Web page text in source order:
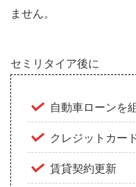
ません。
セミリタイア後に
自動車ローンを
クレジットカー
賃貸契約更新